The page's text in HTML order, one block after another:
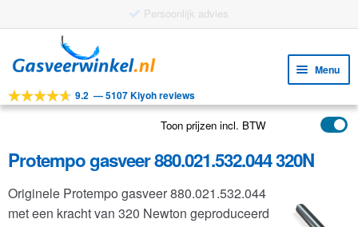
Gratis verzending vanaf €25
door
navigatie
naar
inhoud
Menu
Tools
Toepassingen
Klantenservice
9.2 —5107 Kiyoh reviews
Toon prijzen incl. BTW
Protempo gasveer 880.021.532.044 320N
Originele Protempo gasveer 880.021.532.044
met een kracht van 320 Newton geproduceerd